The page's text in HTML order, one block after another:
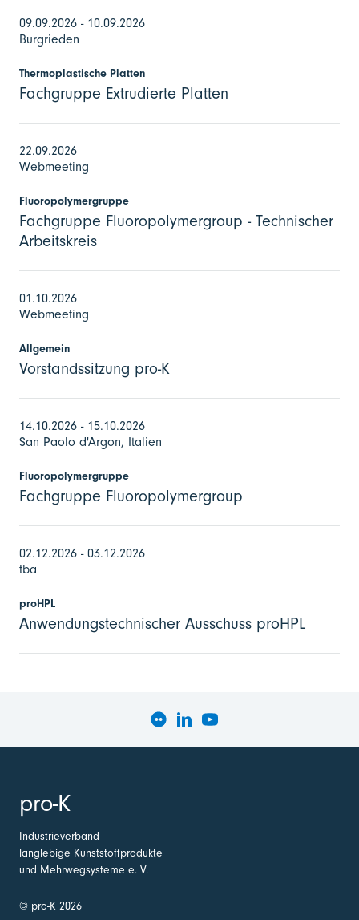
09.09.2026 - 10.09.2026
Burgrieden
Thermoplastische Platten
Fachgruppe Extrudierte Platten
22.09.2026
Webmeeting
Fluoropolymergruppe
Fachgruppe Fluoropolymergroup - Technischer
Arbeitskreis
01.10.2026
Webmeeting
Allgemein
Vorstandssitzung pro-K
14.10.2026 - 15.10.2026
San Paolo d'Argon, Italien
Fluoropolymergruppe
Fachgruppe Fluoropolymergroup
02.12.2026 - 03.12.2026
tba
proHPL
Anwendungstechnischer Ausschuss proHPL
pro-K
Industrieverband
langlebige Kunststoffprodukte
und Mehrwegsysteme e. V.
© pro-K 2026